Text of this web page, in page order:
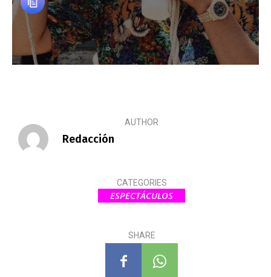
AUTHOR
Redacción
CATEGORIES
ESPECTÁCULOS
SHARE